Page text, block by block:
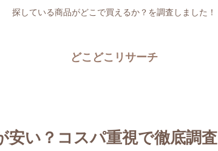
探している商品がどこで買えるか？を調査しました！
どこどこリサーチ
安い？コスパ重視で徹底調査